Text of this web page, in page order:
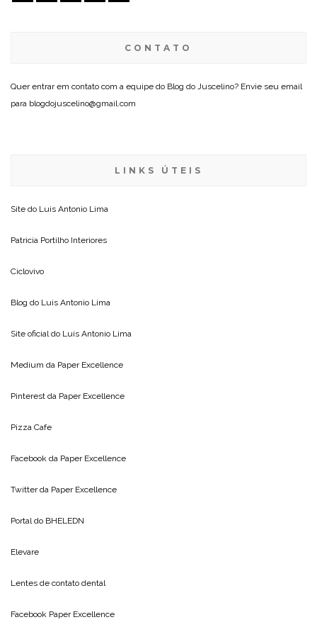
CONTATO
Quer entrar em contato com a equipe do Blog do Juscelino? Envie seu email
para blogdojuscelino@gmail.com
LINKS ÚTEIS
Site do Luis Antonio Lima
Patricia Portilho Interiores
Ciclovivo
Blog do Luis Antonio Lima
Site oficial do Luis Antonio Lima
Medium da Paper Excellence
Pinterest da Paper Excellence
Pizza Cafe
Facebook da Paper Excellence
Twitter da Paper Excellence
Portal do BHELEDN
Elevare
Lentes de contato dental
Facebook Paper Excellence